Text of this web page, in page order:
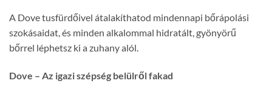
A Dove tusfürdőivel átalakíthatod mindennapi bőrápolási
szokásaidat, és minden alkalommal hidratált, gyönyörű
bőrrel léphetsz ki a zuhany alól.
Dove – Az igazi szépség belülről fakad